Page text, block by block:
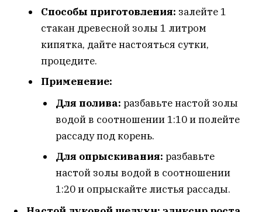
Способы приготовления: залейте 1
стакан древесной золы 1 литром
кипятка, дайте настояться сутки,
процедите.
Применение:
Для полива: разбавьте настой золы
водой в соотношении 1:10 и полейте
рассаду под корень.
Для опрыскивания: разбавьте
настой золы водой в соотношении
1:20 и опрыскайте листья рассады.